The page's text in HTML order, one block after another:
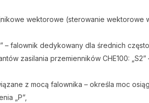
wektorowe (sterowanie wektorowe
– falownik dedykowany dla średnich
zasilania przemienników CHE100: „S2”
z mocą falownika – określa moc
„P”,